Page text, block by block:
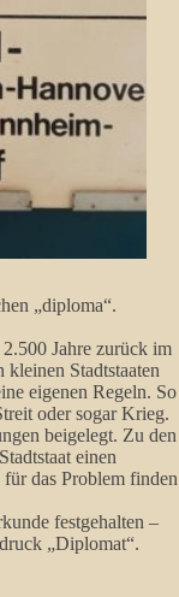
„diploma“.
Jahre zurück im
kleinen Stadtstaaten
eigenen Regeln. So
oder sogar Krieg.
beigelegt. Zu den
einen
das Problem finden
festgehalten –
„Diplomat“.